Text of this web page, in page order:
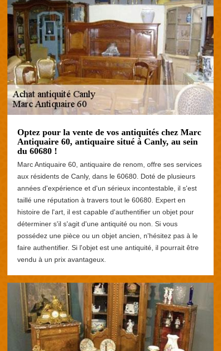
Optez pour la vente de vos antiquités chez Marc
Antiquaire 60, antiquaire situé à Canly, au sein
du 60680 !
Marc Antiquaire 60, antiquaire de renom, offre ses services
aux résidents de Canly, dans le 60680. Doté de plusieurs
années d'expérience et d'un sérieux incontestable, il s'est
taillé une réputation à travers tout le 60680. Expert en
histoire de l'art, il est capable d'authentifier un objet pour
déterminer s'il s'agit d'une antiquité ou non. Si vous
possédez une pièce ou un objet ancien, n'hésitez pas à le
faire authentifier. Si l'objet est une antiquité, il pourrait être
vendu à un prix avantageux.